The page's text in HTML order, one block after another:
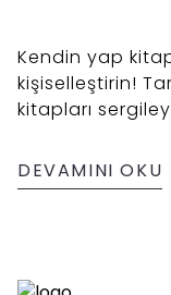
Kendin yap
kişiselleştirin!
kitapları
DEVAMINI OKU